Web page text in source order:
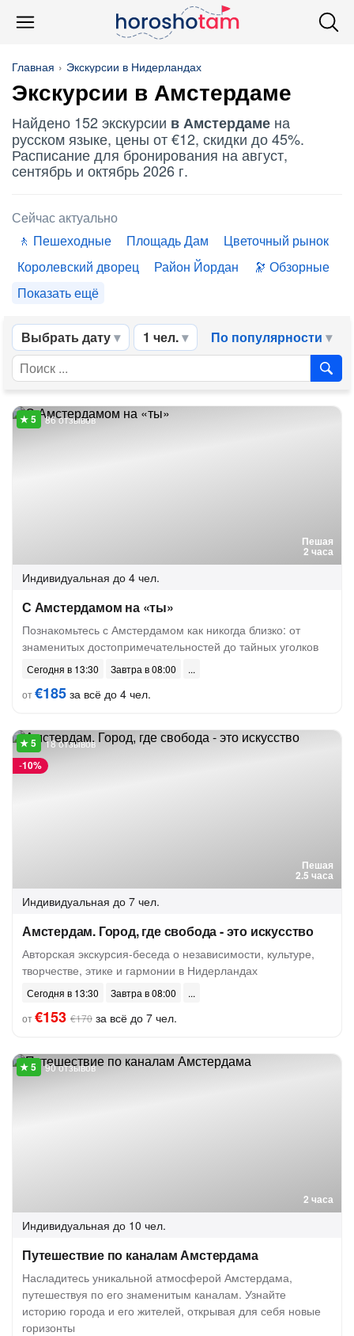
Главная Экскурсии в Нидерландах
Экскурсии в Амстердаме
Найдено 152 экскурсии в Амстердаме на
русском языке, цены от €12, скидки до 45%.
Расписание для бронирования на август,
сентябрь и октябрь 2026 г.
Сейчас актуально
Пешеходные
Площадь Дам
Цветочный рынок
Королевский дворец
Район Йордан
Обзорные
Показать ещё
Выбрать дату 1 чел. По популярности
Пешая
2 часа
86 отзывов
Индивидуальная до 4 чел.
С Амстердамом на «ты»
Познакомьтесь с Амстердамом как никогда близко: от
знаменитых достопримечательностей до тайных уголков
Сегодня в 13:30
Завтра в 08:00
от€185 за всё до 4 чел.
Пешая
2.5 часа
-10%
18 отзывов
Индивидуальная до 7 чел.
Амстердам. Город, где свобода - это искусство
Авторская экскурсия-беседа о независимости, культуре,
творчестве, этике и гармонии в Нидерландах
Сегодня в 13:30
Завтра в 08:00
от€153 €170 за всё до 7 чел.
2 часа
90 отзывов
Индивидуальная до 10 чел.
Путешествие по каналам Амстердама
Насладитесь уникальной атмосферой Амстердама,
путешествуя по его знаменитым каналам. Узнайте
историю города и его жителей, открывая для себя новые
горизонты